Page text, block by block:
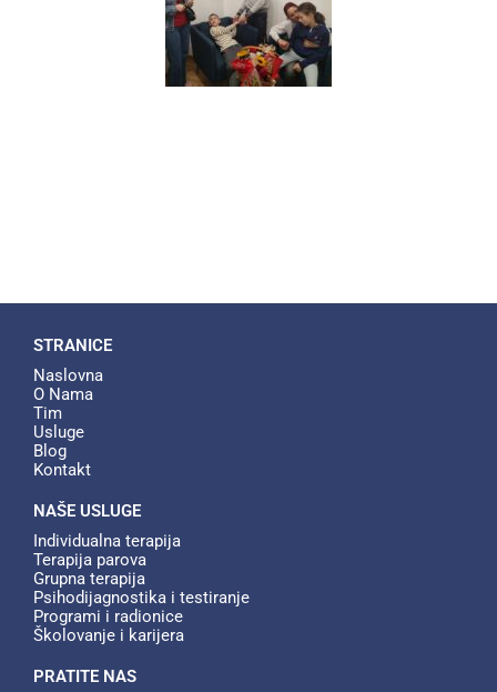
STRANICE
Naslovna
O Nama
Tim
Usluge
Blog
Kontakt
NAŠE USLUGE
Individualna terapija​
Terapija parova​
Grupna terapija​
Psihodijagnostika i testiranje​
Programi i radionice​
Školovanje i karijera​
PRATITE NAS